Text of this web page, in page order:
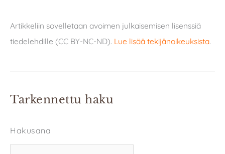
Artikkeliin sovelletaan avoimen julkaisemisen lisenssiä
tiedelehdille (CC BY-NC-ND). Lue lisää tekijänoikeuksista.
Tarkennettu haku
Hakusana